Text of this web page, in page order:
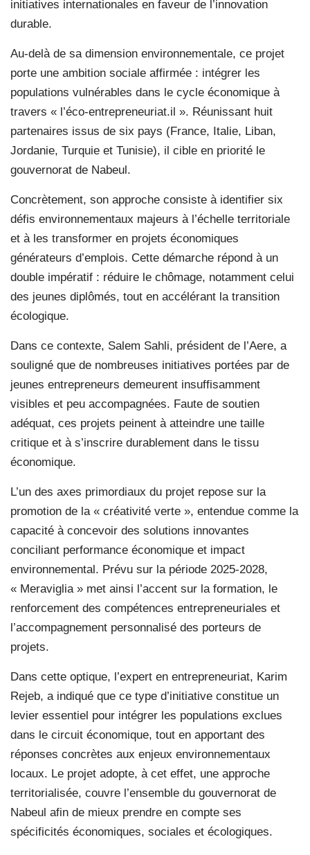
initiatives internationales en faveur de l’innovation
durable.
Au-delà de sa dimension environnementale, ce projet
porte une ambition sociale affirmée : intégrer les
populations vulnérables dans le cycle économique à
travers « l’éco-entrepreneuriat.il ». Réunissant huit
partenaires issus de six pays (France, Italie, Liban,
Jordanie, Turquie et Tunisie), il cible en priorité le
gouvernorat de Nabeul.
Concrètement, son approche consiste à identifier six
défis environnementaux majeurs à l’échelle territoriale
et à les transformer en projets économiques
générateurs d’emplois. Cette démarche répond à un
double impératif : réduire le chômage, notamment celui
des jeunes diplômés, tout en accélérant la transition
écologique.
Dans ce contexte, Salem Sahli, président de l’Aere, a
souligné que de nombreuses initiatives portées par de
jeunes entrepreneurs demeurent insuffisamment
visibles et peu accompagnées. Faute de soutien
adéquat, ces projets peinent à atteindre une taille
critique et à s’inscrire durablement dans le tissu
économique.
L’un des axes primordiaux du projet repose sur la
promotion de la « créativité verte », entendue comme la
capacité à concevoir des solutions innovantes
conciliant performance économique et impact
environnemental. Prévu sur la période 2025-2028,
« Meraviglia » met ainsi l’accent sur la formation, le
renforcement des compétences entrepreneuriales et
l’accompagnement personnalisé des porteurs de
projets.
Dans cette optique, l’expert en entrepreneuriat, Karim
Rejeb, a indiqué que ce type d’initiative constitue un
levier essentiel pour intégrer les populations exclues
dans le circuit économique, tout en apportant des
réponses concrètes aux enjeux environnementaux
locaux. Le projet adopte, à cet effet, une approche
territorialisée, couvre l’ensemble du gouvernorat de
Nabeul afin de mieux prendre en compte ses
spécificités économiques, sociales et écologiques.